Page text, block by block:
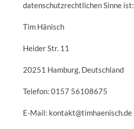
datenschutzrechtlichen Sinne ist:
Tim Hänisch
Heider Str. 11
20251 Hamburg, Deutschland
Telefon: 0157 56108675
E-Mail: kontakt@timhaenisch.de